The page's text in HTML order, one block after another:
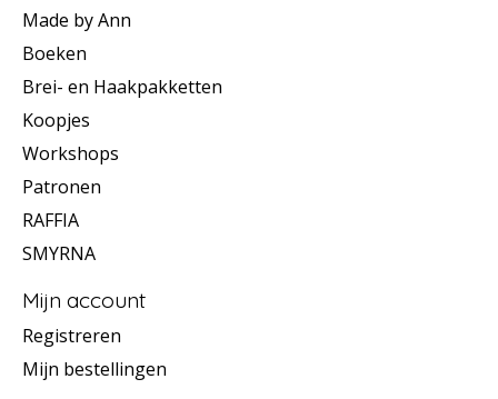
Made by Ann
Boeken
Brei- en Haakpakketten
Koopjes
Workshops
Patronen
RAFFIA
SMYRNA
Mijn account
Registreren
Mijn bestellingen